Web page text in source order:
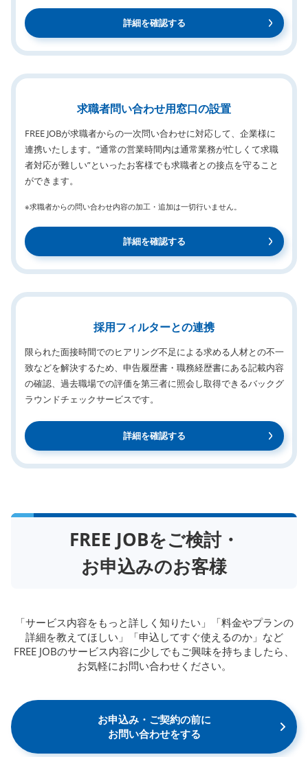
詳細を確認する
求職者問い合わせ用窓口の設置
FREE JOBが求職者からの一次問い合わせに対応して、企業様に
連携いたします。“通常の営業時間内は通常業務が忙しくて求職
者対応が難しい”といったお客様でも求職者との接点を守ること
ができます。
※求職者からの問い合わせ内容の加工・追加は一切行いません。
詳細を確認する
採用フィルターとの連携
限られた面接時間でのヒアリング不足による求める人材との不一
致などを解決するため、申告履歴書・職務経歴書にある記載内容
の確認、過去職場での評価を第三者に照会し取得できるバックグ
ラウンドチェックサービスです。
詳細を確認する
FREE JOBをご検討・
お申込みのお客様
「サービス内容をもっと詳しく知りたい」「料金やプランの
詳細を教えてほしい」「申込してすぐ使えるのか」など
FREE JOBのサービス内容に少しでもご興味を持ちましたら、
お気軽にお問い合わせください。
お申込み・ご契約の前に
お問い合わせをする